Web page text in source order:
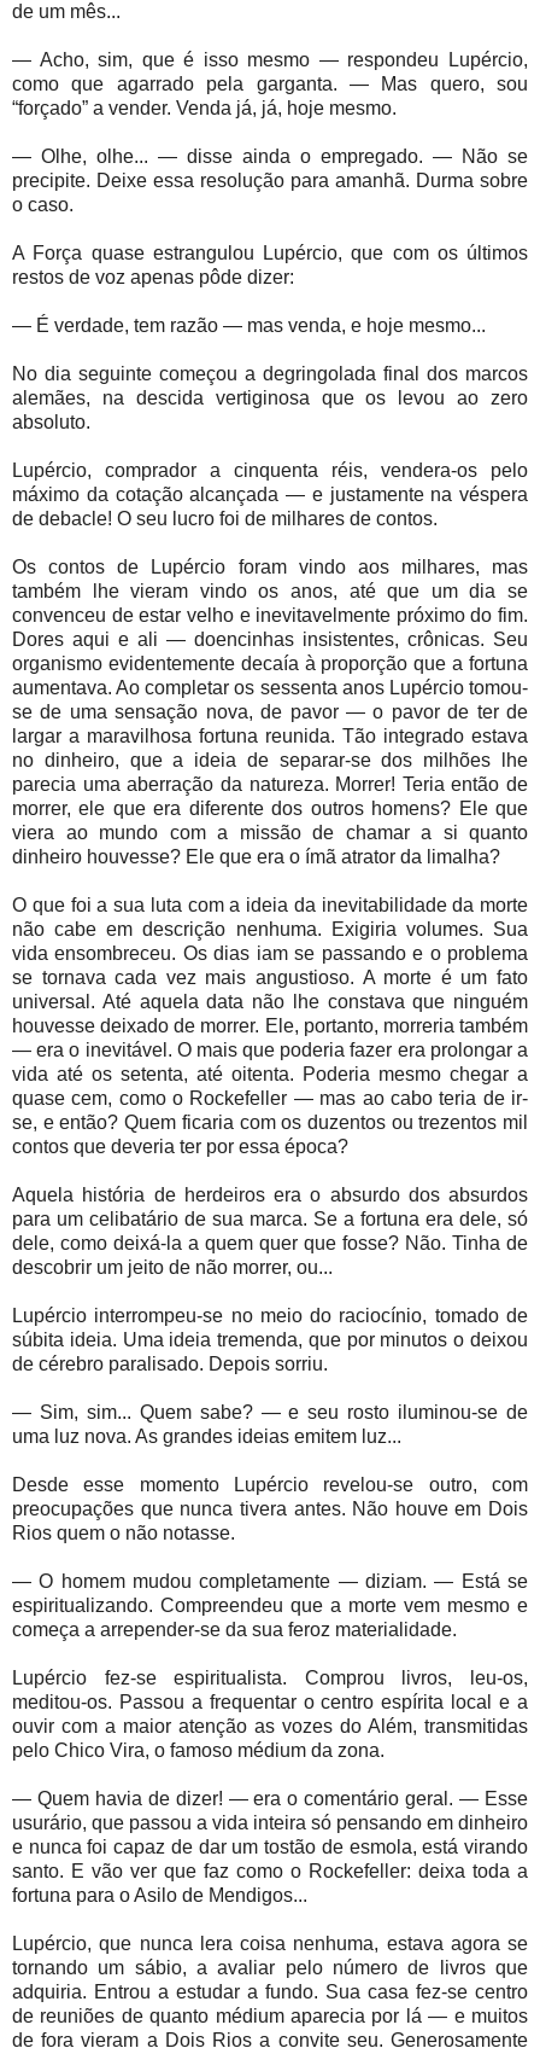
de um mês...
— Acho, sim, que é isso mesmo — respondeu Lupércio,
como que agarrado pela garganta. — Mas quero, sou
“forçado” a vender. Venda já, já, hoje mesmo.
— Olhe, olhe... — disse ainda o empregado. — Não se
precipite. Deixe essa resolução para amanhã. Durma sobre
o caso.
A Força quase estrangulou Lupércio, que com os últimos
restos de voz apenas pôde dizer:
— É verdade, tem razão — mas venda, e hoje mesmo...
No dia seguinte começou a degringolada final dos marcos
alemães, na descida vertiginosa que os levou ao zero
absoluto.
Lupércio, comprador a cinquenta réis, vendera-os pelo
máximo da cotação alcançada — e justamente na véspera
de debacle! O seu lucro foi de milhares de contos.
Os contos de Lupércio foram vindo aos milhares, mas
também lhe vieram vindo os anos, até que um dia se
convenceu de estar velho e inevitavelmente próximo do fim.
Dores aqui e ali — doencinhas insistentes, crônicas. Seu
organismo evidentemente decaía à proporção que a fortuna
aumentava. Ao completar os sessenta anos Lupércio tomou-
se de uma sensação nova, de pavor — o pavor de ter de
largar a maravilhosa fortuna reunida. Tão integrado estava
no dinheiro, que a ideia de separar-se dos milhões lhe
parecia uma aberração da natureza. Morrer! Teria então de
morrer, ele que era diferente dos outros homens? Ele que
viera ao mundo com a missão de chamar a si quanto
dinheiro houvesse? Ele que era o ímã atrator da limalha?
O que foi a sua luta com a ideia da inevitabilidade da morte
não cabe em descrição nenhuma. Exigiria volumes. Sua
vida ensombreceu. Os dias iam se passando e o problema
se tornava cada vez mais angustioso. A morte é um fato
universal. Até aquela data não lhe constava que ninguém
houvesse deixado de morrer. Ele, portanto, morreria também
— era o inevitável. O mais que poderia fazer era prolongar a
vida até os setenta, até oitenta. Poderia mesmo chegar a
quase cem, como o Rockefeller — mas ao cabo teria de ir-
se, e então? Quem ficaria com os duzentos ou trezentos mil
contos que deveria ter por essa época?
Aquela história de herdeiros era o absurdo dos absurdos
para um celibatário de sua marca. Se a fortuna era dele, só
dele, como deixá-la a quem quer que fosse? Não. Tinha de
descobrir um jeito de não morrer, ou...
Lupércio interrompeu-se no meio do raciocínio, tomado de
súbita ideia. Uma ideia tremenda, que por minutos o deixou
de cérebro paralisado. Depois sorriu.
— Sim, sim... Quem sabe? — e seu rosto iluminou-se de
uma luz nova. As grandes ideias emitem luz...
Desde esse momento Lupércio revelou-se outro, com
preocupações que nunca tivera antes. Não houve em Dois
Rios quem o não notasse.
— O homem mudou completamente — diziam. — Está se
espiritualizando. Compreendeu que a morte vem mesmo e
começa a arrepender-se da sua feroz materialidade.
Lupércio fez-se espiritualista. Comprou livros, leu-os,
meditou-os. Passou a frequentar o centro espírita local e a
ouvir com a maior atenção as vozes do Além, transmitidas
pelo Chico Vira, o famoso médium da zona.
— Quem havia de dizer! — era o comentário geral. — Esse
usurário, que passou a vida inteira só pensando em dinheiro
e nunca foi capaz de dar um tostão de esmola, está virando
santo. E vão ver que faz como o Rockefeller: deixa toda a
fortuna para o Asilo de Mendigos...
Lupércio, que nunca lera coisa nenhuma, estava agora se
tornando um sábio, a avaliar pelo número de livros que
adquiria. Entrou a estudar a fundo. Sua casa fez-se centro
de reuniões de quanto médium aparecia por lá — e muitos
de fora vieram a Dois Rios a convite seu. Generosamente